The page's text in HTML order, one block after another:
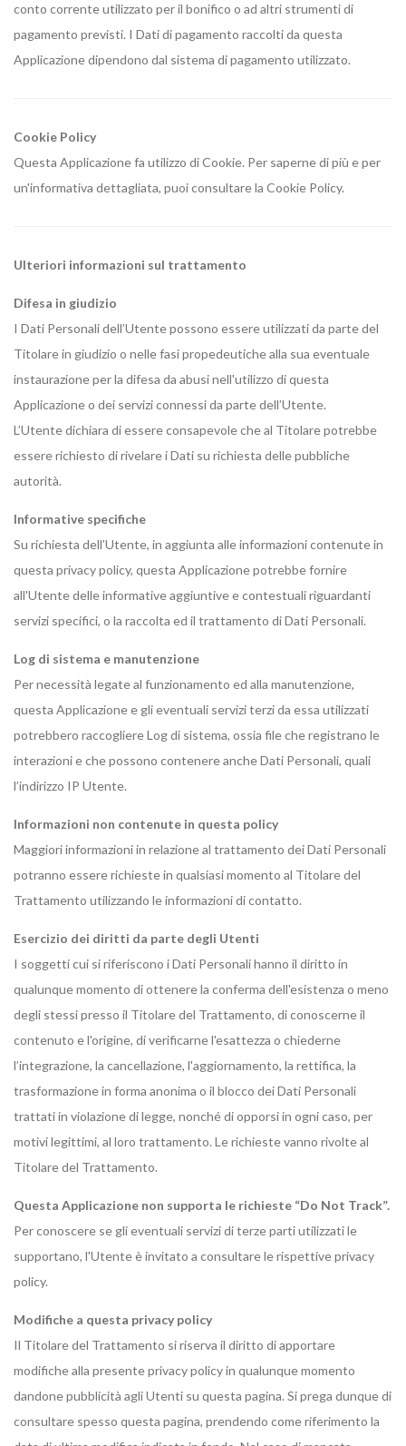
conto corrente utilizzato per il bonifico o ad altri strumenti di
pagamento previsti. I Dati di pagamento raccolti da questa
Applicazione dipendono dal sistema di pagamento utilizzato.
Cookie Policy
Questa Applicazione fa utilizzo di Cookie. Per saperne di più e per
un'informativa dettagliata, puoi consultare la Cookie Policy.
Ulteriori informazioni sul trattamento
Difesa in giudizio
I Dati Personali dell’Utente possono essere utilizzati da parte del
Titolare in giudizio o nelle fasi propedeutiche alla sua eventuale
instaurazione per la difesa da abusi nell'utilizzo di questa
Applicazione o dei servizi connessi da parte dell’Utente.
L’Utente dichiara di essere consapevole che al Titolare potrebbe
essere richiesto di rivelare i Dati su richiesta delle pubbliche
autorità.
Informative specifiche
Su richiesta dell’Utente, in aggiunta alle informazioni contenute in
questa privacy policy, questa Applicazione potrebbe fornire
all'Utente delle informative aggiuntive e contestuali riguardanti
servizi specifici, o la raccolta ed il trattamento di Dati Personali.
Log di sistema e manutenzione
Per necessità legate al funzionamento ed alla manutenzione,
questa Applicazione e gli eventuali servizi terzi da essa utilizzati
potrebbero raccogliere Log di sistema, ossia file che registrano le
interazioni e che possono contenere anche Dati Personali, quali
l’indirizzo IP Utente.
Informazioni non contenute in questa policy
Maggiori informazioni in relazione al trattamento dei Dati Personali
potranno essere richieste in qualsiasi momento al Titolare del
Trattamento utilizzando le informazioni di contatto.
Esercizio dei diritti da parte degli Utenti
I soggetti cui si riferiscono i Dati Personali hanno il diritto in
qualunque momento di ottenere la conferma dell'esistenza o meno
degli stessi presso il Titolare del Trattamento, di conoscerne il
contenuto e l'origine, di verificarne l'esattezza o chiederne
l’integrazione, la cancellazione, l'aggiornamento, la rettifica, la
trasformazione in forma anonima o il blocco dei Dati Personali
trattati in violazione di legge, nonché di opporsi in ogni caso, per
motivi legittimi, al loro trattamento. Le richieste vanno rivolte al
Titolare del Trattamento.
Questa Applicazione non supporta le richieste “Do Not Track”.
Per conoscere se gli eventuali servizi di terze parti utilizzati le
supportano, l'Utente è invitato a consultare le rispettive privacy
policy.
Modifiche a questa privacy policy
Il Titolare del Trattamento si riserva il diritto di apportare
modifiche alla presente privacy policy in qualunque momento
dandone pubblicità agli Utenti su questa pagina. Si prega dunque di
consultare spesso questa pagina, prendendo come riferimento la